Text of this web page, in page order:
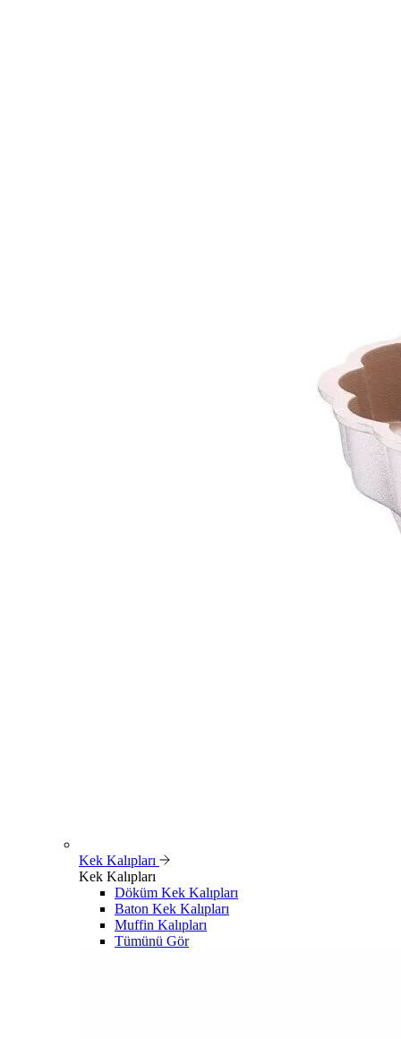
Kek Kalıpları
Kek Kalıpları
Döküm Kek Kalıpları
Baton Kek Kalıpları
Muffin Kalıpları
Tümünü Gör